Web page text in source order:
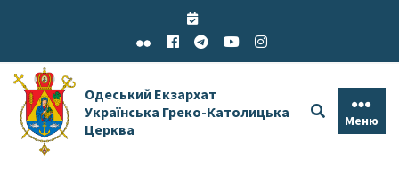
Одеський Екзархат
Українська Греко-Католицька
Церква
Меню